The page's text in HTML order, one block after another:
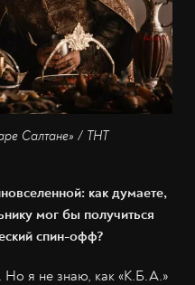
Салтане» / ТНТ
как думаете,
мог бы получиться
спин-oфф?
я не знаю, как «К.Б.А.»